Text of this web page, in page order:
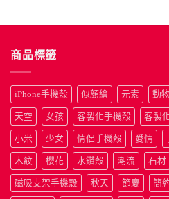
NT$490
商品標籤
iPhone手機殼 似顏繪 元素 動
天空 女孩 客製化手機殼 客製
小米 少女 情侶手機殼 愛情
木紋 櫻花 水鑽殼 潮流 石材
磁吸支架手機殼 秋天 節慶 簡